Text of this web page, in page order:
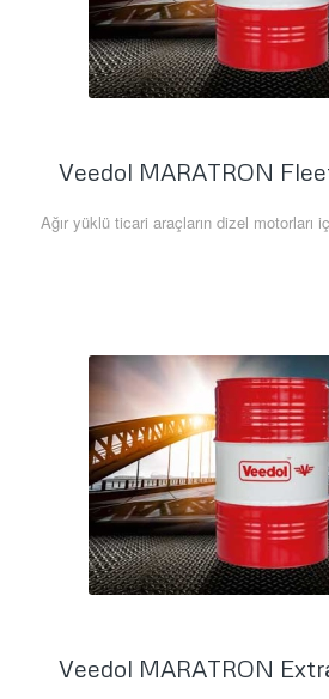
Veedol MARATRON
Ağır yüklü ticari araçların dizel motorları
Veedol MARATRON